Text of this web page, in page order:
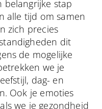
belangrijke stap
alle tijd om samen
zich precies
dit
de mogelijke
we je
dag- en
Ook je emoties
we je gezondheid